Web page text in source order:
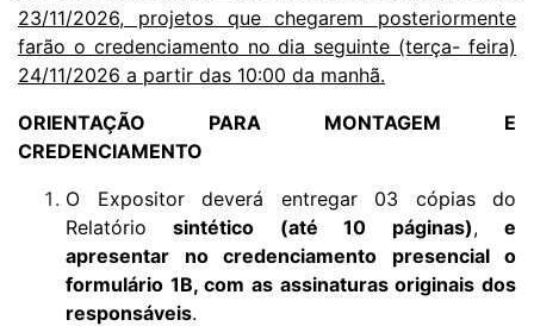
23/11/2026, projetos que chegarem posteriormente
farão o credenciamento no dia seguinte (terça- feira)
24/11/2026 a partir das 10:00 da manhã.
ORIENTAÇÃO PARA MONTAGEM E
CREDENCIAMENTO
O Expositor deverá entregar 03 cópias do
Relatóriosintético (até 10 páginas),e
apresentar no credenciamento presencial o
formulário 1B, com as assinaturas originais dos
responsáveis.